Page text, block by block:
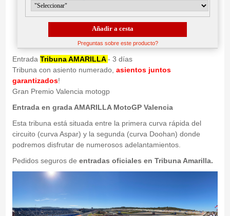
Preguntas sobre este producto?
Entrada Tribuna AMARILLA - 3 días
Tribuna con asiento numerado, asientos juntos
garantizados!
Gran Premio Valencia motogp
Entrada en grada AMARILLA MotoGP Valencia
Esta tribuna está situada entre la primera curva rápida del
circuito (curva Aspar) y la segunda (curva Doohan) donde
podremos disfrutar de numerosos adelantamientos.
Pedidos seguros de entradas oficiales en Tribuna Amarilla.